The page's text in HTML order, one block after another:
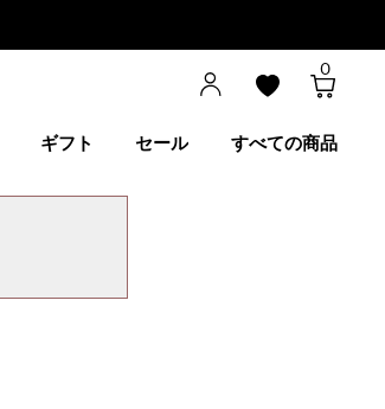
0
ギフト セール すべての商品